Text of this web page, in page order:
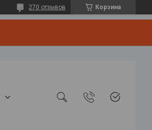
Корзина
270 отзывов